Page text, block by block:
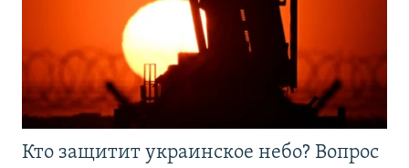
Кто защитит украинское небо? Вопрос